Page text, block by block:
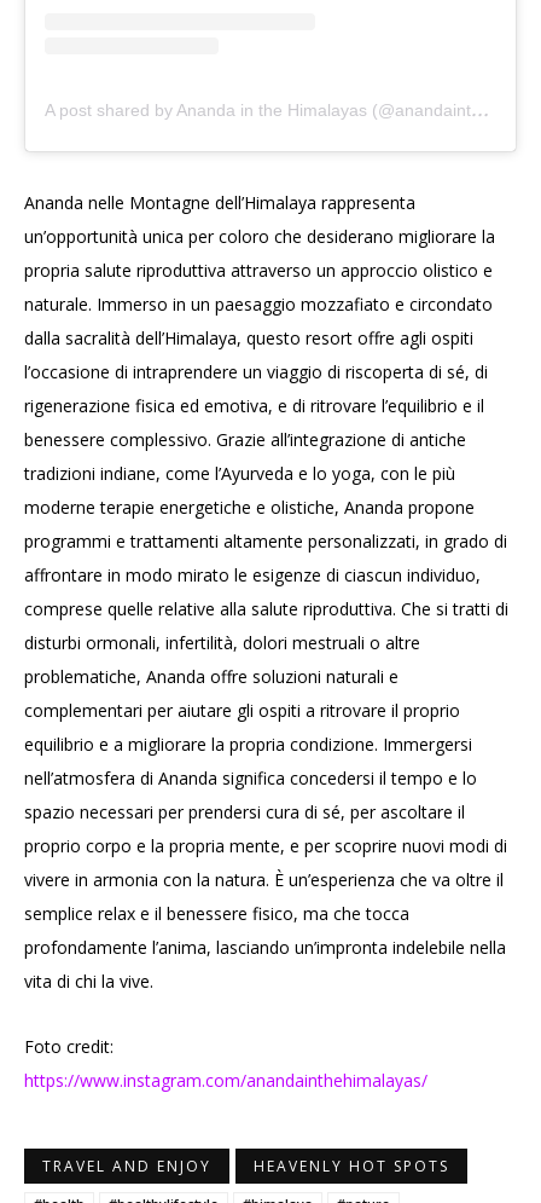
A
post shared by Ananda in the Himalayas (@anandainthehimalayas)
Ananda nelle Montagne dell’Himalaya rappresenta
un’opportunità unica per coloro che desiderano migliorare la
propria salute riproduttiva attraverso un approccio olistico e
naturale. Immerso in un paesaggio mozzafiato e circondato
dalla sacralità dell’Himalaya, questo resort offre agli ospiti
l’occasione di intraprendere un viaggio di riscoperta di sé, di
rigenerazione fisica ed emotiva, e di ritrovare l’equilibrio e il
benessere complessivo. Grazie all’integrazione di antiche
tradizioni indiane, come l’Ayurveda e lo yoga, con le più
moderne terapie energetiche e olistiche, Ananda propone
programmi e trattamenti altamente personalizzati, in grado di
affrontare in modo mirato le esigenze di ciascun individuo,
comprese quelle relative alla salute riproduttiva. Che si tratti di
disturbi ormonali, infertilità, dolori mestruali o altre
problematiche, Ananda offre soluzioni naturali e
complementari per aiutare gli ospiti a ritrovare il proprio
equilibrio e a migliorare la propria condizione. Immergersi
nell’atmosfera di Ananda significa concedersi il tempo e lo
spazio necessari per prendersi cura di sé, per ascoltare il
proprio corpo e la propria mente, e per scoprire nuovi modi di
vivere in armonia con la natura. È un’esperienza che va oltre il
semplice relax e il benessere fisico, ma che tocca
profondamente l’anima, lasciando un’impronta indelebile nella
vita di chi la vive.
Foto credit:
https://www.instagram.com/anandainthehimalayas/
TRAVEL AND ENJOY HEAVENLY HOT SPOTS